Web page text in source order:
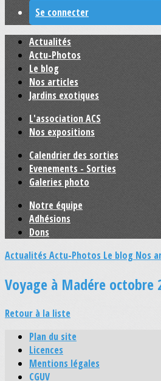
Se connecter
Actualités
Actu-Photos
Le blog
Nos articles
Jardins exotiques
L'association ACS
Nos expositions
Calendrier des sorties
Evenements - Sorties
Galeries photo
Notre équipe
Adhésions
Dons
Actualités Actu-Photos Le blog Nos
Voyage à Madére octobre
Retour à la liste
Plan du site
Licences
Mentions légales
CGUV